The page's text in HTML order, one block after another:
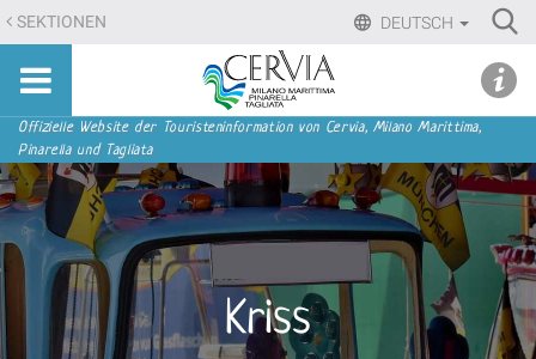
Direkt
zum
Inhalt
Direkt
zur
Navigation
DEUTSCH
SEKTIONEN
Sito
turistico
ufficiale
Cervia,
Milano
Marittima,
Pinarella,
Tagliata
Sektionen
Offizielle Website der Touristeninformation von Cervia, Milano Marittima,
Pinarella und Tagliata
Kriss
menu